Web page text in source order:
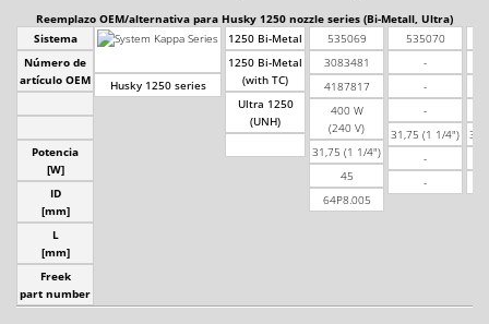
Reemplazo OEM/alternativa para Husky 1250 nozzle series (Bi-Metall, Ultra)
Sistema
Número de
artículo OEM
Potencia
[W]
ID
[mm]
L
[mm]
Freek
part number
Husky 1250 series
1250 Bi-Metal
1250 Bi-Metal
(with TC)
Ultra 1250
(UNH)
535069
3083481
4187817
400 W
(240 V)
31,75 (1 1/4")
45
64P8.005
535070
-
-
-
31,75 (1 1/4")
-
-